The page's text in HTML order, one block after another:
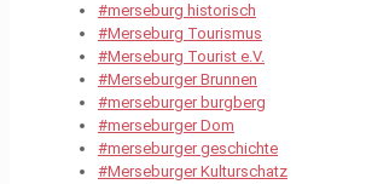
#merseburg historisch
#Merseburg Tourismus
#Merseburg Tourist e.V.
#Merseburger Brunnen
#merseburger burgberg
#merseburger Dom
#merseburger geschichte
#Merseburger Kulturschatz